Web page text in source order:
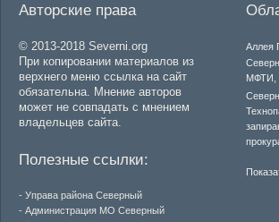
Авторские права
© 2013-2018 Severni.org
При копировании материалов из
верхнего меню ссылка на сайт
обязательна. Мнение авторов
может не совпадать с мнением
владельцев сайта.
Полезные ссылки:
- Управа района Северный
- Администрация МО Северный
Аллея
МФТИ